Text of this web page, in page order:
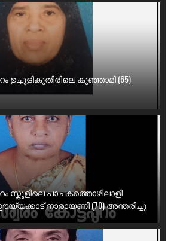
ഉച്ചൂളികുതിരിലെ കുഞ്ഞാമി (65)
സ്കൂളിലെ പാചകത്തൊഴിലാളി
നാരായണി (70) അന്തരിച്ചു